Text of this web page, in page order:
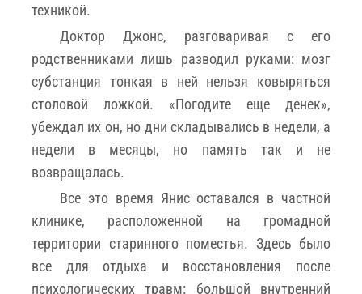
техникой.
Доктор Джонс, разговаривая с его
родственниками лишь разводил руками: мозг
субстанция тонкая в ней нельзя ковыряться
столовой ложкой. «Погодите еще денек»,
убеждал их он, но дни складывались в недели, а
недели в месяцы, но память так и не
возвращалась.
Все это время Янис оставался в частной
клинике, расположенной на громадной
территории старинного поместья. Здесь было
все для отдыха и восстановления после
психологических травм: большой внутренний